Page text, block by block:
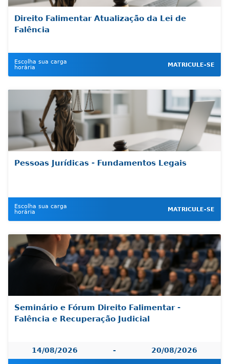
Direito Falimentar Atualização da Lei de
Falência
Escolha sua carga
horária
MATRICULE-SE
Pessoas Jurídicas - Fundamentos Legais
Escolha sua carga
horária
MATRICULE-SE
Seminário e Fórum Direito Falimentar -
Falência e Recuperação Judicial
14/08/2026 - 20/08/2026